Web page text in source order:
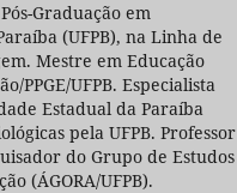
Graduação em
(UFPB), na Linha de
Mestre em Educação
PPGE/UFPB. Especialista
Estadual da Paraíba
pela UFPB. Professor
do Grupo de Estudos
(ÁGORA/UFPB).